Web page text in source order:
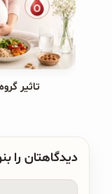
تاثیر
دیدگاهتان را